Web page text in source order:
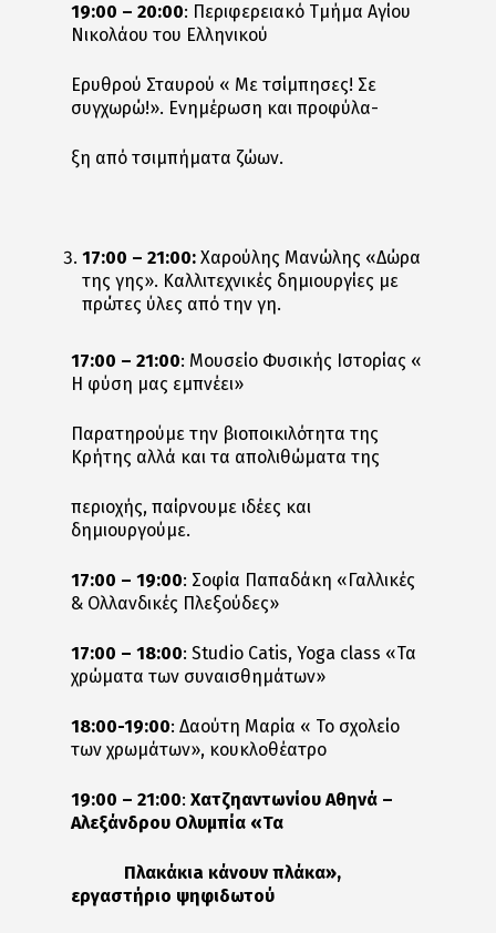
19:00 – 20:00: Περιφερειακό Τμήμα Αγίου
Νικολάου του Ελληνικού
Ερυθρού Σταυρού « Με τσίμπησες! Σε
συγχωρώ!». Ενημέρωση και προφύλα-
ξη από τσιμπήματα ζώων.
17:00 – 21:00: Χαρούλης Μανώλης «Δώρα
της γης». Καλλιτεχνικές δημιουργίες με
πρώτες ύλες από την γη.
17:00 – 21:00: Μουσείο Φυσικής Ιστορίας «
Η φύση μας εμπνέει»
Παρατηρούμε την βιοποικιλότητα της
Κρήτης αλλά και τα απολιθώματα της
περιοχής, παίρνουμε ιδέες και
δημιουργούμε.
17:00 – 19:00: Σοφία Παπαδάκη «Γαλλικές
& Ολλανδικές Πλεξούδες»
17:00 – 18:00: Studio Catis, Yoga class «Τα
χρώματα των συναισθημάτων»
18:00-19:00: Δαούτη Μαρία « Το σχολείο
των χρωμάτων», κουκλοθέατρο
19:00 – 21:00: Χατζηαντωνίου Αθηνά –
Αλεξάνδρου Ολυμπία «Τα
Πλακάκιa κάνουν πλάκα»,
εργαστήριο ψηφιδωτού